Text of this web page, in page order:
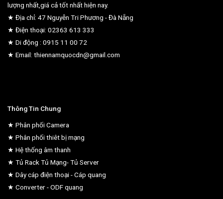
lượng nhất,giá cả tốt nhất hiện nay.
★ Địa chỉ: 47 Nguyễn Tri Phương - Đà Nẵng
★ Điện thoại: 02363 613 333
★ Di động : 0915 11 00 72
★ Email: thiennamquocdn@gmail.com
Thông Tin Chung
★ Phân phối Camera
★ Phân phối thiêt bị mạng
★ Hệ thống âm thanh
★ Tủ Rack Tủ Mạng- Tủ Server
★ Dây cáp điện thoại - Cáp quang
★ Converter - ODF quang